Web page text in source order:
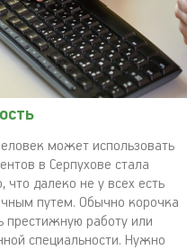
может использовать
в Серпухове стала
что далеко не у всех есть
путем. Обычно корочка
престижную работу или
специальности. Нужно